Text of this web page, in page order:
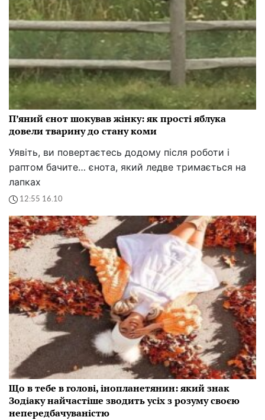
П’яний єнот шокував жінку: як прості яблука
довели тварину до стану коми
Уявіть, ви повертаєтесь додому після роботи і
раптом бачите… єнота, який ледве тримається на
лапках
12:55 16.10
Що в тебе в голові, інопланетянин: який знак
Зодіаку найчастіше зводить усіх з розуму своєю
непередбачуваністю